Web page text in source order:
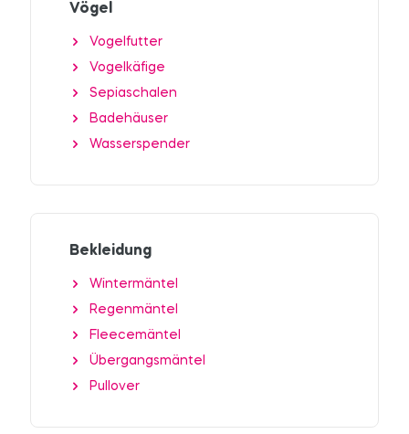
Vögel
Vogelfutter
Vogelkäfige
Sepiaschalen
Badehäuser
Wasserspender
Bekleidung
Wintermäntel
Regenmäntel
Fleecemäntel
Übergangsmäntel
Pullover